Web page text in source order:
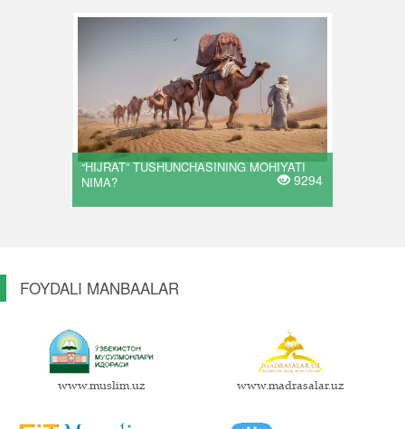
“HIJRAT” TUSHUNCHASINING MOHIYATI
NIMA?
9294
FOYDALI MANBAALAR
www.muslim.uz www.madrasalar.uz